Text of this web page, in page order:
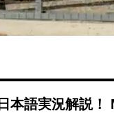
本語実況解説！